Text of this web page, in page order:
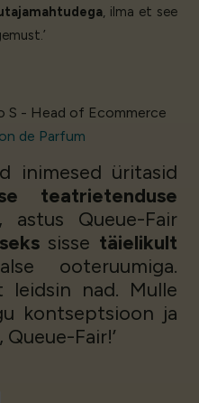
, ilma et see
S - Head of Ecommerce
de Parfum
inimesed üritasid
teatrietenduse
Queue-Fair
sisse täielikult
ooteruumiga.
leidsin nad. Mulle
kontseptsioon ja
Fair!’